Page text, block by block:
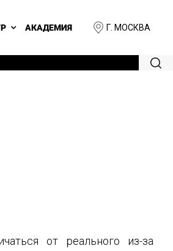
Г. МОСКВА
АКАДЕМИЯ
от реального из-за